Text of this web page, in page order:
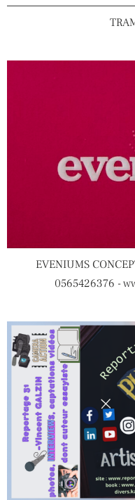
EVENIUMS
0565426376 -